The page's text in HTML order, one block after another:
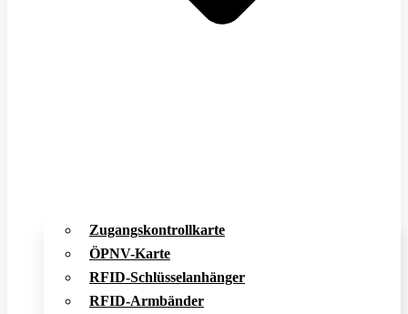
Zugangskontrollkarte
ÖPNV-Karte
RFID-Schlüsselanhänger
RFID-Armbänder